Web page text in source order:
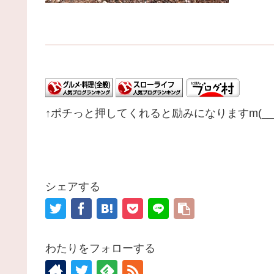
↑ポチっと押してくれると励みになります
シェアする
わたりをフォローする